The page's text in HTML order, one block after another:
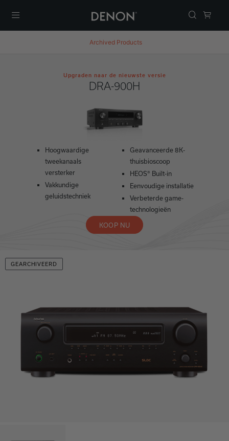
Archived Products
Upgraden naar de nieuwste versie
DRA-900H
Hoogwaardige
tweekanaals
versterker
Vakkundige
geluidstechniek
Geavanceerde 8K-
thuisbioscoop
HEOS® Built-in
Eenvoudige installatie
Verbeterde game-
technologieën
KOOP NU
GEARCHIVEERD